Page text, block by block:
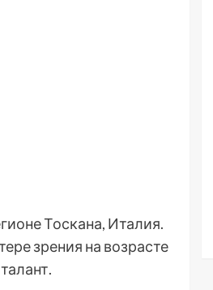
Тоскана, Италия.
зрения на возрасте